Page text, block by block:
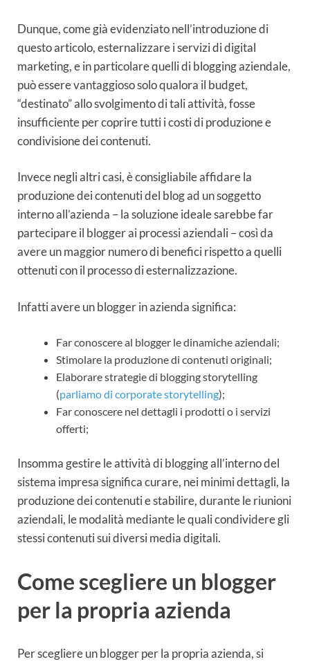
Dunque, come già evidenziato nell’introduzione di
questo articolo, esternalizzare i servizi di digital
marketing, e in particolare quelli di blogging aziendale,
può essere vantaggioso solo qualora il budget,
“destinato” allo svolgimento di tali attività, fosse
insufficiente per coprire tutti i costi di produzione e
condivisione dei contenuti.
Invece negli altri casi, è consigliabile affidare la
produzione dei contenuti del blog ad un soggetto
interno all’azienda – la soluzione ideale sarebbe far
partecipare il blogger ai processi aziendali – così da
avere un maggior numero di benefici rispetto a quelli
ottenuti con il processo di esternalizzazione.
Infatti avere un blogger in azienda significa:
Far conoscere al blogger le dinamiche aziendali;
Stimolare la produzione di contenuti originali;
Elaborare strategie di blogging storytelling
(parliamo di corporate storytelling);
Far conoscere nel dettagli i prodotti o i servizi
offerti;
Insomma gestire le attività di blogging all’interno del
sistema impresa significa curare, nei minimi dettagli, la
produzione dei contenuti e stabilire, durante le riunioni
aziendali, le modalità mediante le quali condividere gli
stessi contenuti sui diversi media digitali.
Come scegliere un blogger
per la propria azienda
Per scegliere un blogger per la propria azienda, si